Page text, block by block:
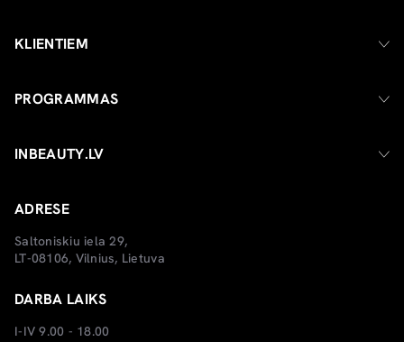
KLIENTIEM
PROGRAMMAS
INBEAUTY.LV
ADRESE
Saltoniskiu iela 29,
LT-08106, Vilnius, Lietuva
DARBA LAIKS
I-IV 9.00 - 18.00